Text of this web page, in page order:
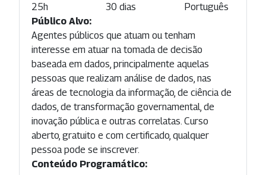
25h
30 dias
Português
Público Alvo:
Agentes públicos que atuam ou tenham
interesse em atuar na tomada de decisão
baseada em dados, principalmente aquelas
pessoas que realizam análise de dados, nas
áreas de tecnologia da informação, de ciência de
dados, de transformação governamental, de
inovação pública e outras correlatas. Curso
aberto, gratuito e com certificado, qualquer
pessoa pode se inscrever.
Conteúdo Programático: